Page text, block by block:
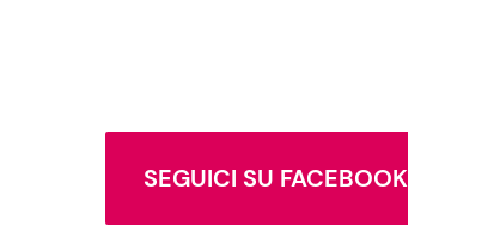
SEGUICI SU FACEBOOK